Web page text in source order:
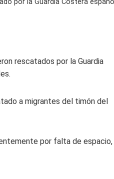
por la Guardia Costera
rescatados por la Guardia
a migrantes del timón del
por falta de espacio,